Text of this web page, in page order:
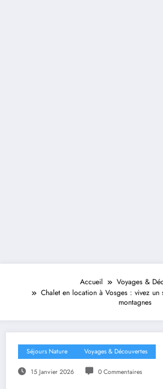
Accueil
Voyages &
Chalet en location à Vosges : vivez
montagnes
Séjours Nature Voyages & Découvertes
15 Janvier 2026 0 Commentaires